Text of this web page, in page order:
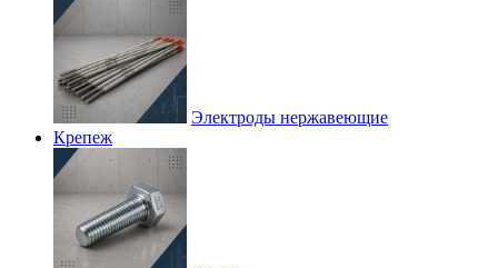
Электроды нержавеющие
Крепеж